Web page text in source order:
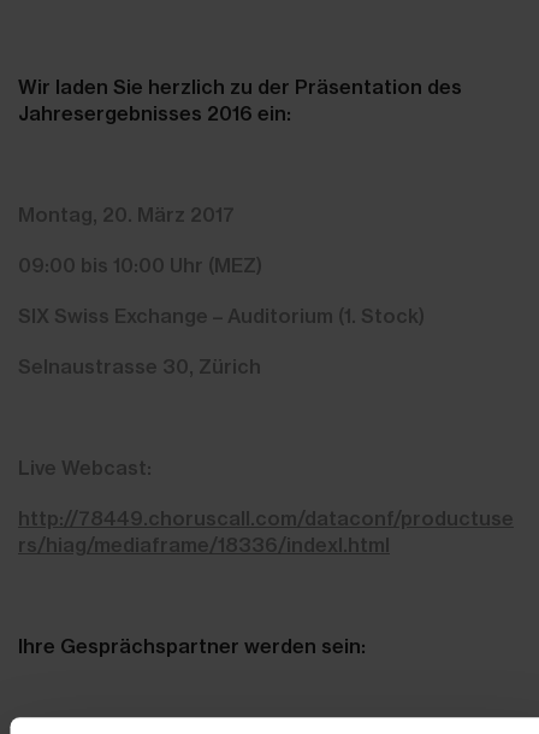
Wir laden Sie herzlich zu der Präsentation des
Jahresergebnisses 2016 ein:
Montag, 20. März 2017
09:00 bis 10:00 Uhr (MEZ)
SIX Swiss Exchange – Auditorium (1. Stock)
Selnaustrasse 30, Zürich
Live Webcast:
http://78449.choruscall.com/dataconf/productuse
rs/hiag/mediaframe/18336/indexl.html
Ihre Gesprächspartner werden sein: